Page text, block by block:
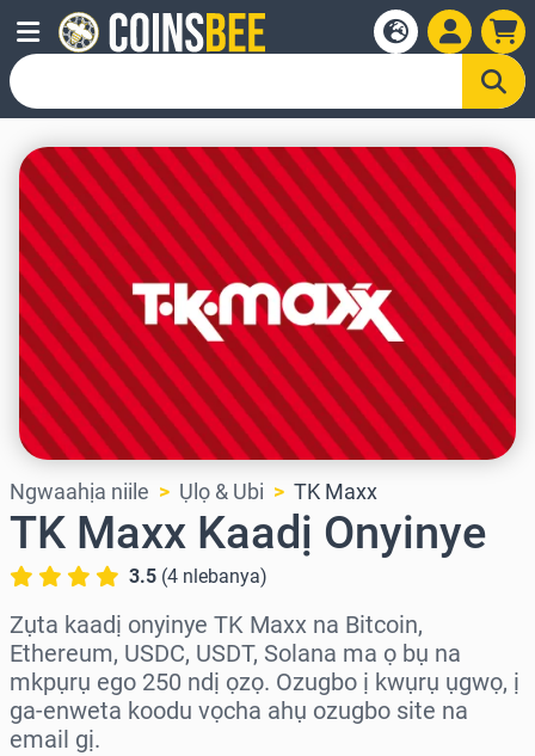
Ngwaahịa niile Ụlọ & Ubi TK Maxx
TK Maxx Kaadị Onyinye
3.5 (4 nlebanya)
Zụta kaadị onyinye TK Maxx na Bitcoin,
Ethereum, USDC, USDT, Solana ma ọ bụ na
mkpụrụ ego 250 ndị ọzọ. Ozugbo ị kwụrụ ụgwọ, ị
ga-enweta koodu vọcha ahụ ozugbo site na
email gị.